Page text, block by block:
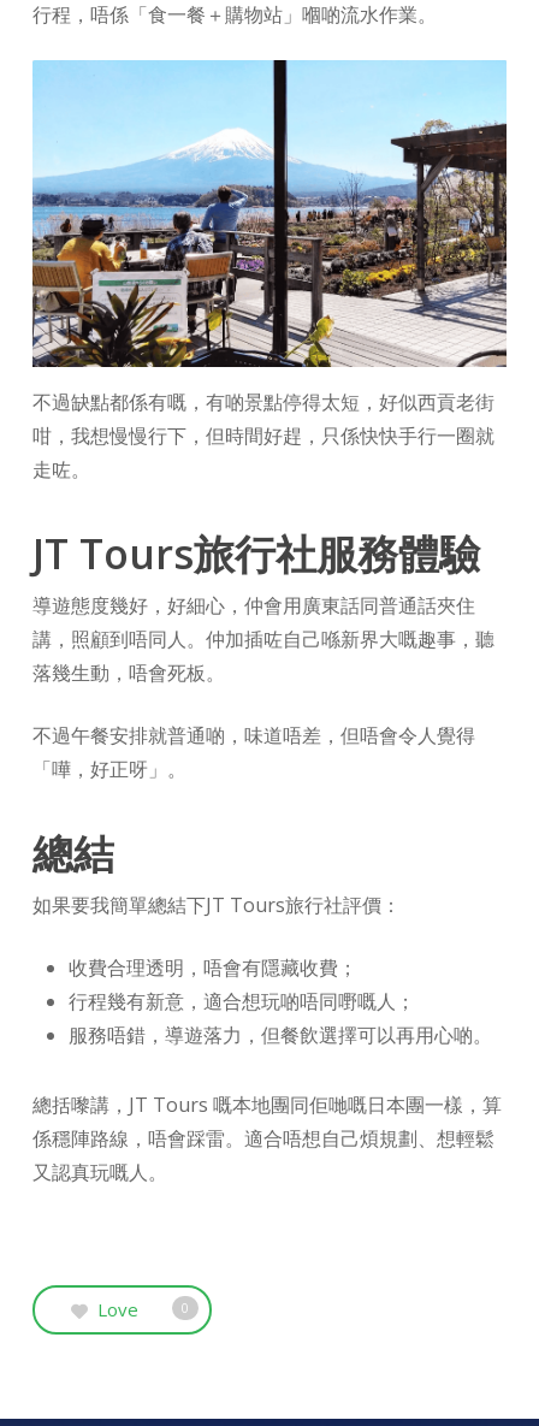
行程，唔係「食一餐＋購物站」嗰啲流水作業。
不過缺點都係有嘅，有啲景點停得太短，好似西貢老街
咁，我想慢慢行下，但時間好趕，只係快快手行一圈就
走咗。
JT Tours旅行社服務體驗
導遊態度幾好，好細心，仲會用廣東話同普通話夾住
講，照顧到唔同人。仲加插咗自己喺新界大嘅趣事，聽
落幾生動，唔會死板。
不過午餐安排就普通啲，味道唔差，但唔會令人覺得
「嘩，好正呀」。
總結
如果要我簡單總結下JT Tours旅行社評價：
收費合理透明，唔會有隱藏收費；
行程幾有新意，適合想玩啲唔同嘢嘅人；
服務唔錯，導遊落力，但餐飲選擇可以再用心啲。
總括嚟講，JT Tours 嘅本地團同佢哋嘅日本團一樣，算
係穩陣路線，唔會踩雷。適合唔想自己煩規劃、想輕鬆
又認真玩嘅人。
Love 0